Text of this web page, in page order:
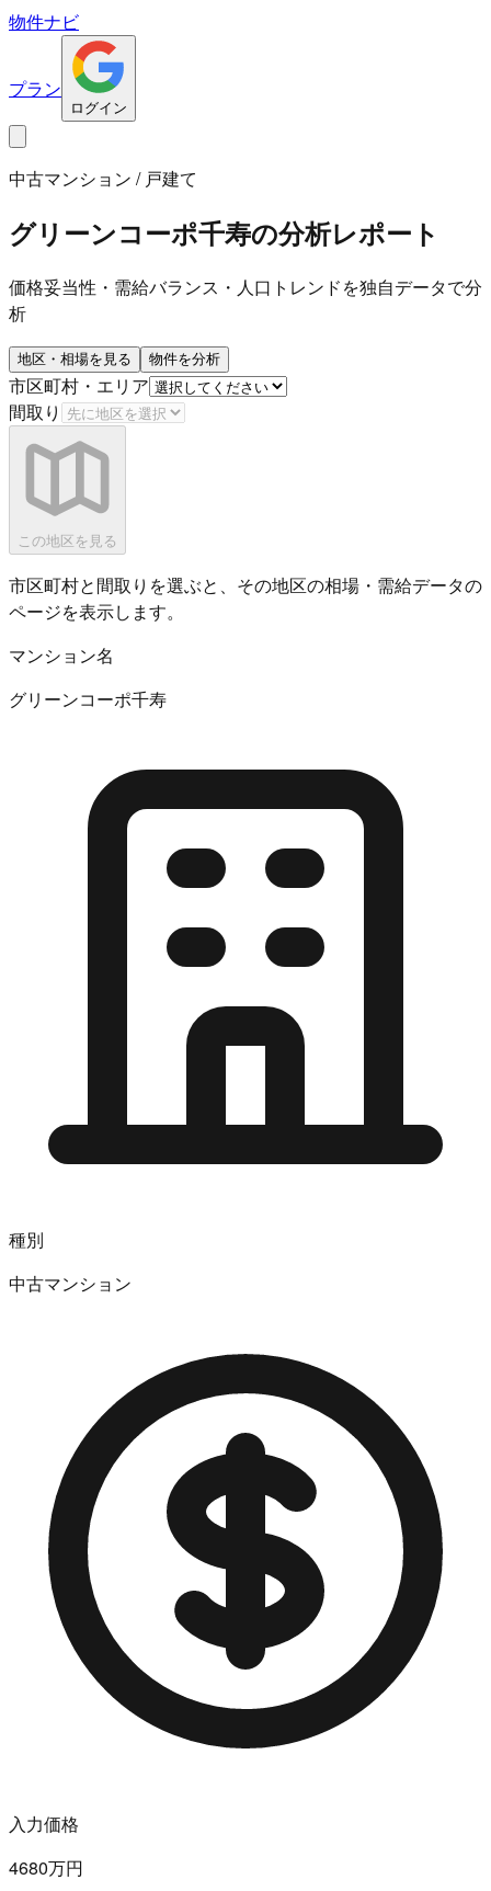
物件ナビ
プラン
ログイン
中古マンション / 戸建て
グリーンコーポ千寿の分析レポート
価格妥当性・需給バランス・人口トレンドを独自データで分
析
地区・相場を見る 物件を分析
市区町村・エリア
間取り
この地区を見る
市区町村と間取りを選ぶと、その地区の相場・需給データの
ページを表示します。
マンション名
グリーンコーポ千寿
種別
中古マンション
入力価格
4680万円